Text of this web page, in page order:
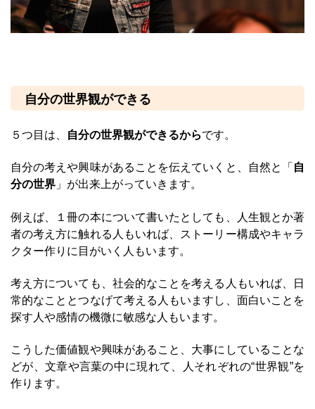
自分の世界観ができる
５つ目は、 自分の世界観ができるからです。
自分の考えや興味があることを伝えていくと、自然と「 自
分の世界 」が出来上がっていきます。
例えば、１冊の本について書いたとしても、人生観とか著
者の考え方に触れる人もいれば、ストーリー構成やキャラ
クター作りに目がいく人もいます。
考え方についても、社会的なことを考える人もいれば、日
常的なこととつなげて考える人もいますし、面白いことを
探す人や感情の機微に敏感な人もいます。
こうした価値観や興味があること、大事にしていることな
どが、文章や言葉の中に現れて、人それぞれの“世界観”を
作ります。